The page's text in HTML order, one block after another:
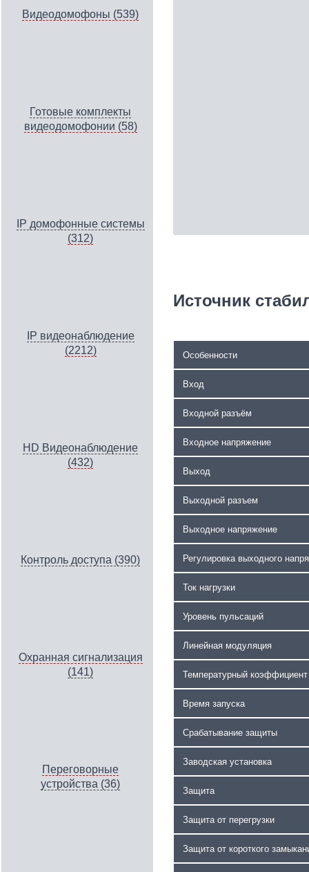
Видеодомофоны (539)
Готовые комплекты
видеодомофонии (58)
IP домофонные системы
(312)
IP видеонаблюдение
(2212)
HD Видеонаблюдение
(432)
Контроль доступа (390)
Охранная сигнализация
(141)
Переговорные
устройства (36)
Источник
Особенности
Вход
Входной разъём
Входное напряжение
Выход
Выходной разъем
Выходное напряжение
Регулировка выходного
Ток нагрузки
Уровень пульсаций
Линейная модуляция
Температурный коэффициент
Время запуска
Срабатывание защиты
Заводская установка
Защита
Защита от перегрузки
Защита от короткого